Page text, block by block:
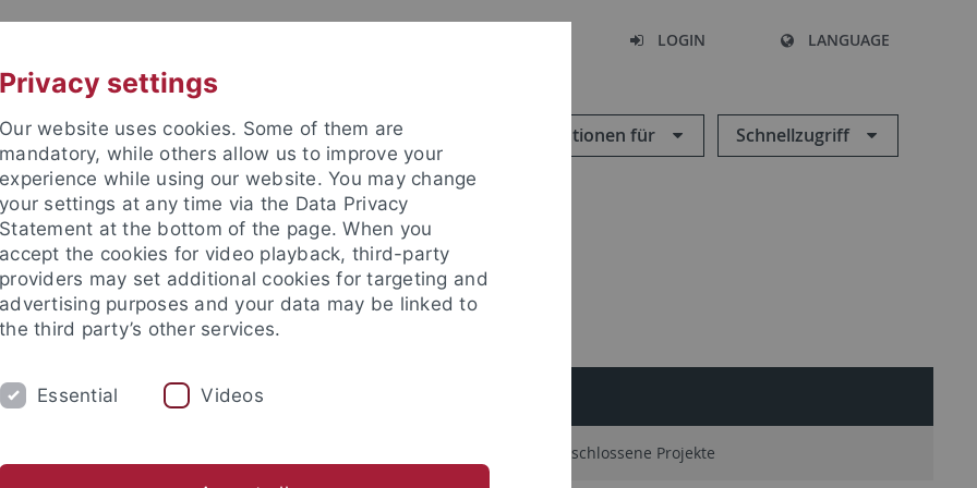
LOGIN LANGUAGE
Informationen für Schnellzugriff
PROJEKTE STUDIENTEILNAHME
Abgeschlossene Projekte
Privacy settings
Our website uses cookies. Some of them are
mandatory, while others allow us to improve your
experience while using our website. You may change
your settings at any time via the Data Privacy
Statement at the bottom of the page. When you
accept the cookies for video playback, third-party
providers may set additional cookies for targeting and
advertising purposes and your data may be linked to
the third party’s other services.
Essential Videos